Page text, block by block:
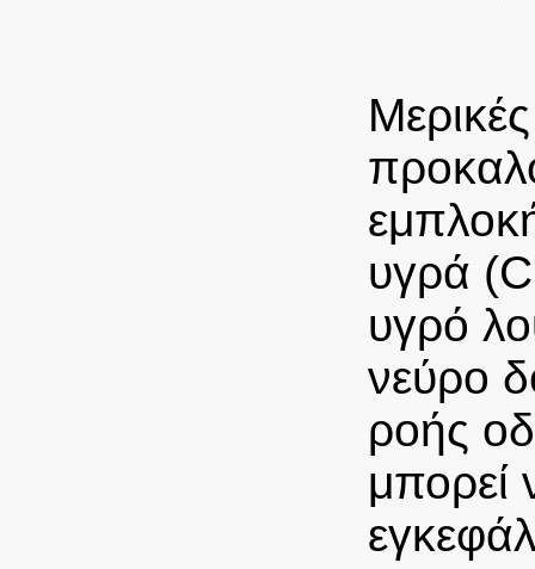
υγρά
υγρό
νεύρο
ροής
μπορεί